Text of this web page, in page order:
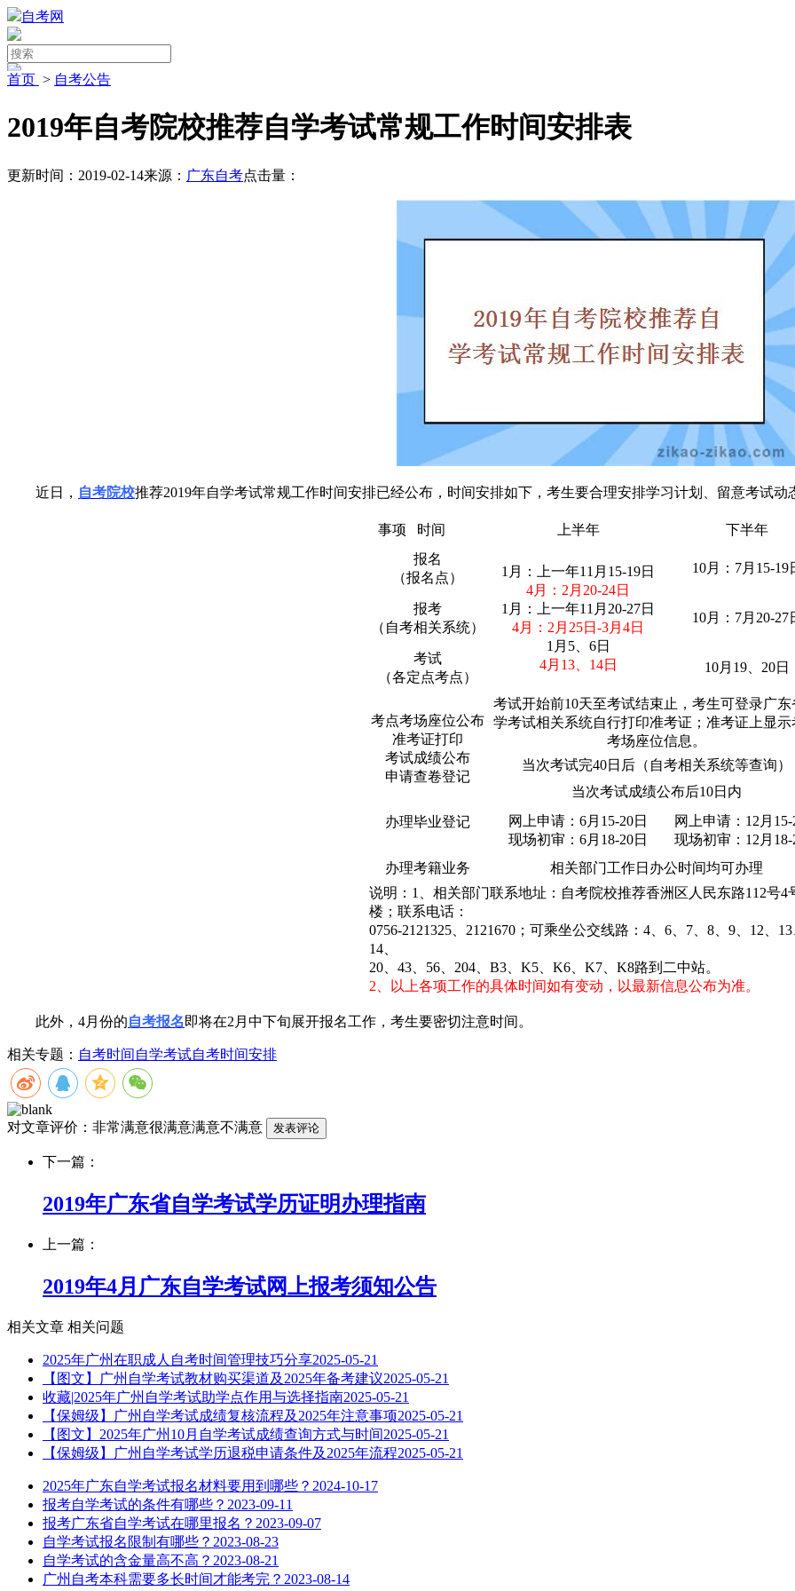
自考网
首页 > 自考公告
2019年自考院校推荐自学考试常规工作时间安排表
更新时间：2019-02-14来源： 广东自考点击量：
近日， 自考院校推荐2019年自学考试常规工作时间安排已经公布，时间安排如下，考生要合理安排学习计划、留意考试动
事项 时间 上半年
下半年
报名
（报名点）
1月：上一年11月15-19日
4月：2月20-24日
1月：上一年11月20-27日
4月：2月25日-3月4日
1月5、6日
4月13、14日
10月：7月15-19
报考
（自考相关系统）
10月：7月20-27
考试
（各定点考点）
10月19、20日
考点考场座位公布
准考证打印
考试成绩公布
申请查卷登记
考试开始前10天至考试结束止，考生可登录广东
学考试相关系统自行打印准考证；准考证上显示
考场座位信息。
当次考试完40日后（自考相关系统等查询）
当次考试成绩公布后10日内
办理毕业登记
网上申请：6月15-20日
现场初审：6月18-20日
网上申请：12月15-
现场初审：12月18-
办理考籍业务
相关部门工作日办公时间均可办理
说明：1、相关部门联系地址：自考院校推荐香洲区人民东路112号4
楼；联系电话：
0756-2121325、2121670；可乘坐公交线路：4、6、7、8、9、12、13
14、
20、43、56、204、B3、K5、K6、K7、K8路到二中站。
2、以上各项工作的具体时间如有变动，以最新信息公布为准。
此外，4月份的自考报名 即将在2月中下旬展开报名工作，考生要密切注意时间。
相关专题： 自考时间 自学考试自考时间安排
对文章评价： 非常满意很满意满意不满意
下一篇：
2019年广东省自学考试学历证明办理指南
上一篇：
2019年4月广东自学考试网上报考须知公告
相关文章 相关问题
2025年广州在职成人自考时间管理技巧分享2025-05-21
【图文】广州自学考试教材购买渠道及2025年备考建议2025-05-21
收藏|2025年广州自学考试助学点作用与选择指南2025-05-21
【保姆级】广州自学考试成绩复核流程及2025年注意事项2025-05-21
【图文】2025年广州10月自学考试成绩查询方式与时间2025-05-21
【保姆级】广州自学考试学历退税申请条件及2025年流程2025-05-21
2025年广东自学考试报名材料要用到哪些？ 2024-10-17
报考自学考试的条件有哪些？ 2023-09-11
报考广东省自学考试在哪里报名？ 2023-09-07
自学考试报名限制有哪些？ 2023-08-23
自学考试的含金量高不高？ 2023-08-21
广州自考本科需要多长时间才能考完？ 2023-08-14